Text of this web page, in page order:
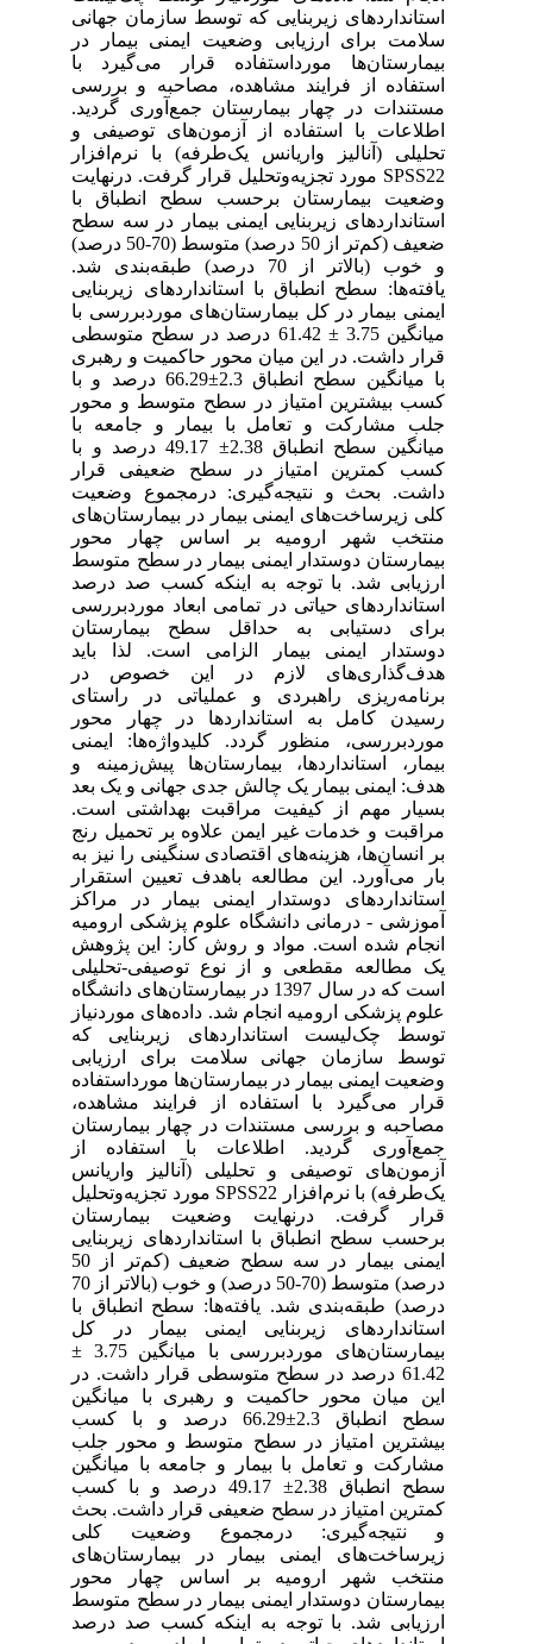
استانداردهای زیربنایی که توسط سازمان جهانی
سلامت برای ارزیابی وضعیت ایمنی بیمار در
بیمارستان‌ها مورداستفاده قرار می‌گیرد با
استفاده از فرایند مشاهده، مصاحبه و بررسی
مستندات در چهار بیمارستان جمع‌آوری گردید.
اطلاعات با استفاده از آزمون‌های توصیفی و
تحلیلی (آنالیز واریانس یک‌طرفه) با نرم‌افزار
SPSS22 مورد تجزیه‌وتحلیل قرار گرفت. درنهایت
وضعیت بیمارستان برحسب سطح انطباق با
استانداردهای زیربنایی ایمنی بیمار در سه سطح
ضعیف (کم‌تر از 50 درصد) متوسط (70-50 درصد)
و خوب (بالاتر از 70 درصد) طبقه‌بندی شد.
یافته‌ها: سطح انطباق با استانداردهای زیربنایی
ایمنی بیمار در کل بیمارستان‌های موردبررسی با
میانگین 3.75 ± 61.42 درصد در سطح متوسطی
قرار داشت. در این میان محور حاکمیت و رهبری
با میانگین سطح انطباق 2.3±66.29 درصد و با
کسب بیشترین امتیاز در سطح متوسط و محور
جلب مشارکت و تعامل با بیمار و جامعه با
میانگین سطح انطباق 2.38± 49.17 درصد و با
کسب کمترین امتیاز در سطح ضعیفی قرار
داشت. بحث و نتیجه‌گیری: درمجموع وضعیت
کلی زیرساخت‌های ایمنی بیمار در بیمارستان‌های
منتخب شهر ارومیه بر اساس چهار محور
بیمارستان دوستدار ایمنی بیمار در سطح متوسط
ارزیابی شد. با توجه به اینکه کسب صد درصد
استانداردهای حیاتی در تمامی ابعاد موردبررسی
برای دستیابی به حداقل سطح بیمارستان
دوستدار ایمنی بیمار الزامی است. لذا باید
هدف‌گذاری‌های لازم در این خصوص در
برنامه‌ریزی راهبردی و عملیاتی در راستای
رسیدن کامل به استانداردها در چهار محور
موردبررسی، منظور گردد. کلیدواژه‌ها: ایمنی
بیمار، استانداردها، بیمارستان‌ها پیش‌زمینه و
هدف: ایمنی بیمار یک چالش جدی جهانی و یک بعد
بسیار مهم از کیفیت مراقبت بهداشتی است.
مراقبت و خدمات غیر ایمن علاوه بر تحمیل رنج
بر انسان‌ها، هزینه‌های اقتصادی سنگینی را نیز به
بار می‌آورد. این مطالعه باهدف تعیین استقرار
استانداردهای دوستدار ایمنی بیمار در مراکز
آموزشی - درمانی دانشگاه علوم پزشکی ارومیه
انجام شده است. مواد و روش کار: این پژوهش
یک مطالعه مقطعی و از نوع توصیفی-تحلیلی
است که در سال 1397 در بیمارستان‌های دانشگاه
علوم پزشکی ارومیه انجام شد. داده‌های موردنیاز
توسط چک‌لیست استانداردهای زیربنایی که
توسط سازمان جهانی سلامت برای ارزیابی
وضعیت ایمنی بیمار در بیمارستان‌ها مورداستفاده
قرار می‌گیرد با استفاده از فرایند مشاهده،
مصاحبه و بررسی مستندات در چهار بیمارستان
جمع‌آوری گردید. اطلاعات با استفاده از
آزمون‌های توصیفی و تحلیلی (آنالیز واریانس
یک‌طرفه) با نرم‌افزار SPSS22 مورد تجزیه‌وتحلیل
قرار گرفت. درنهایت وضعیت بیمارستان
برحسب سطح انطباق با استانداردهای زیربنایی
ایمنی بیمار در سه سطح ضعیف (کم‌تر از 50
درصد) متوسط (70-50 درصد) و خوب (بالاتر از 70
درصد) طبقه‌بندی شد. یافته‌ها: سطح انطباق با
استانداردهای زیربنایی ایمنی بیمار در کل
بیمارستان‌های موردبررسی با میانگین 3.75 ±
61.42 درصد در سطح متوسطی قرار داشت. در
این میان محور حاکمیت و رهبری با میانگین
سطح انطباق 2.3±66.29 درصد و با کسب
بیشترین امتیاز در سطح متوسط و محور جلب
مشارکت و تعامل با بیمار و جامعه با میانگین
سطح انطباق 2.38± 49.17 درصد و با کسب
کمترین امتیاز در سطح ضعیفی قرار داشت. بحث
و نتیجه‌گیری: درمجموع وضعیت کلی
زیرساخت‌های ایمنی بیمار در بیمارستان‌های
منتخب شهر ارومیه بر اساس چهار محور
بیمارستان دوستدار ایمنی بیمار در سطح متوسط
ارزیابی شد. با توجه به اینکه کسب صد درصد